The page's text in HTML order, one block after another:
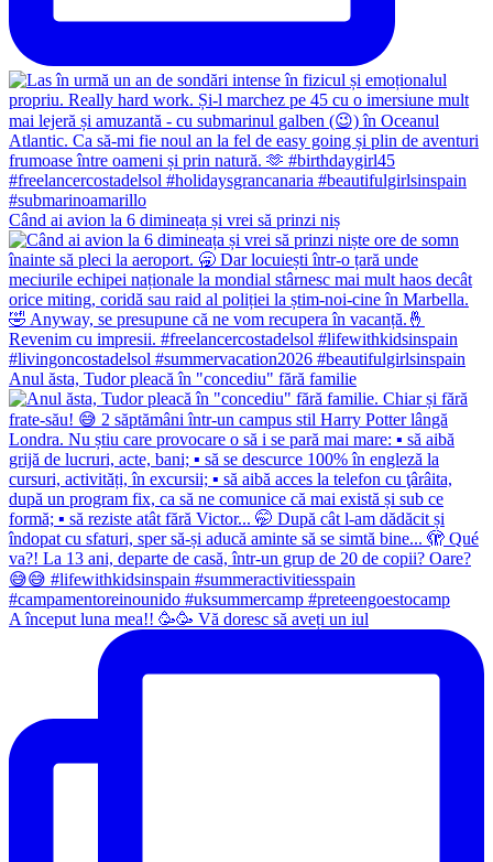
Când ai avion la 6 dimineața și vrei să prinzi niș
Anul ăsta, Tudor pleacă în "concediu" fără familie
A început luna mea!! 🥳🥳 Vă doresc să aveți un iul